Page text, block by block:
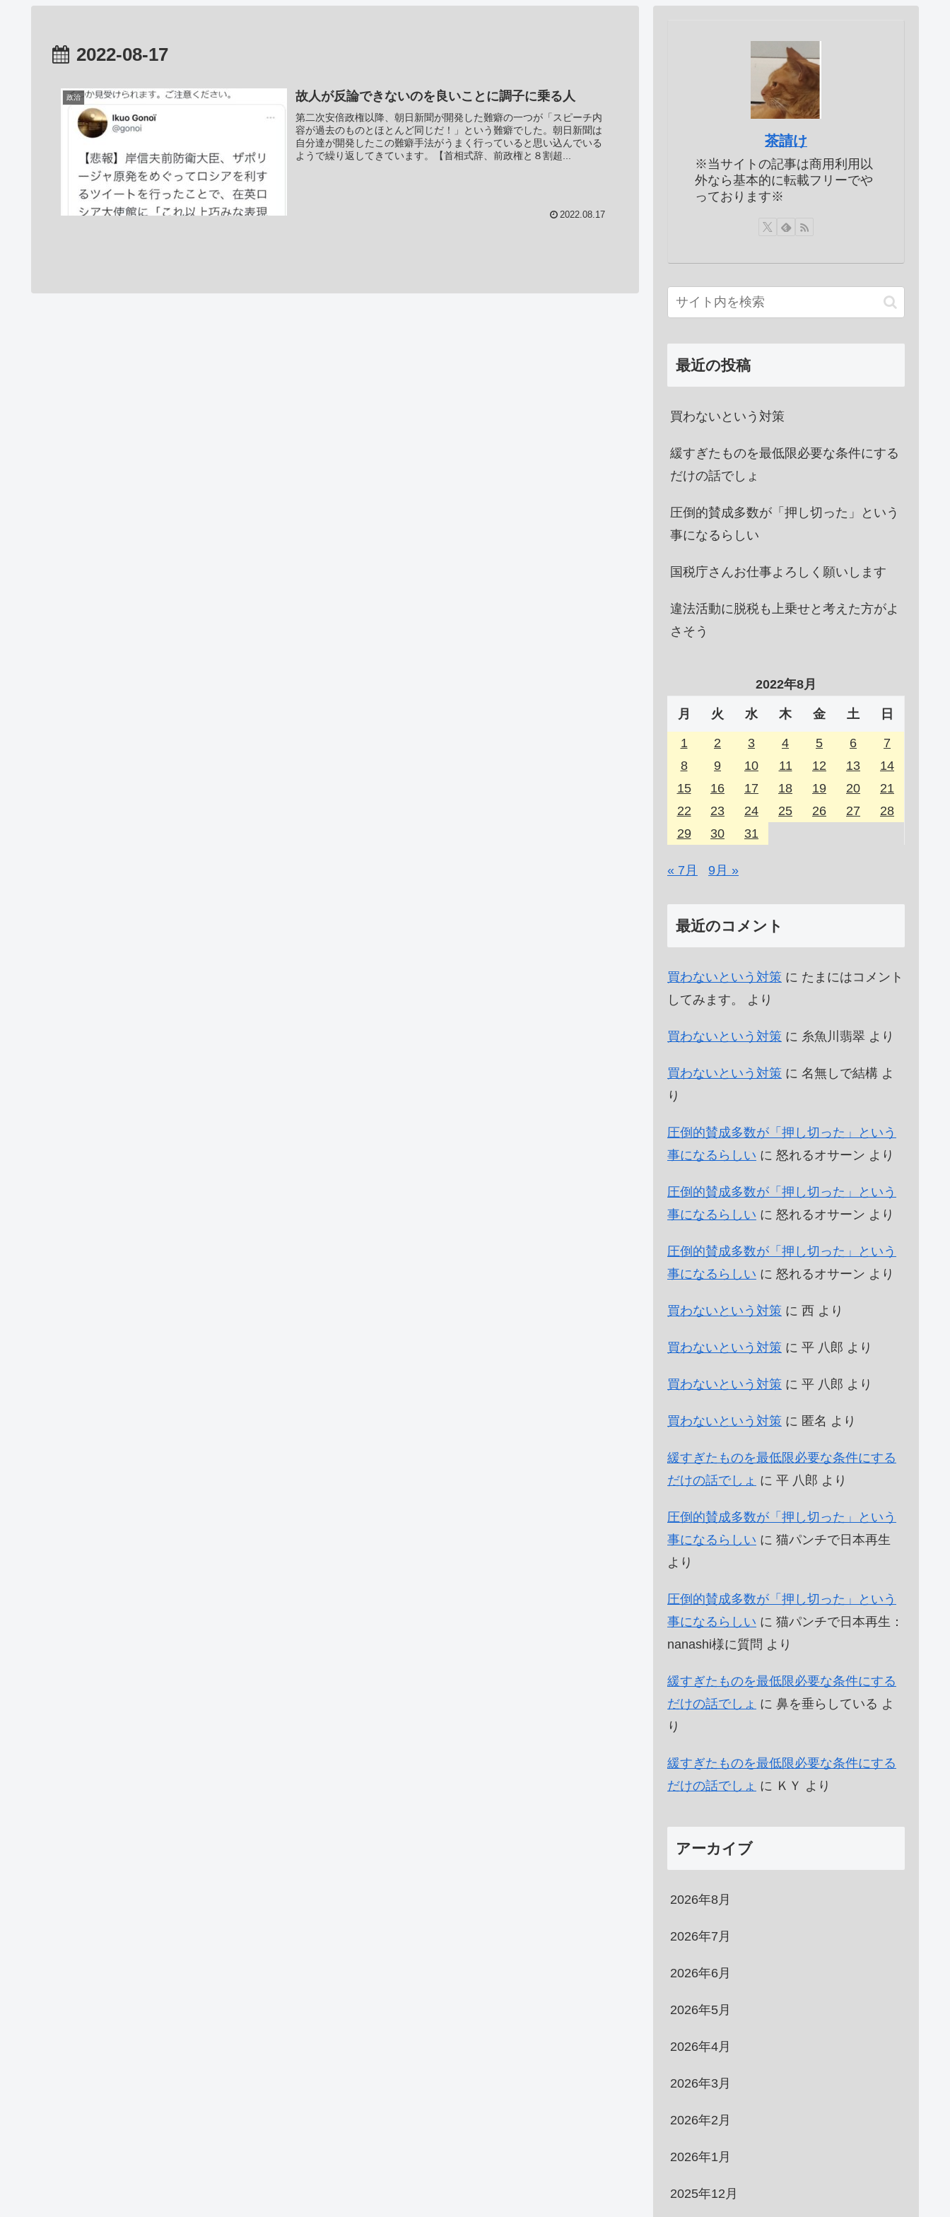
2022-08-17
政治 故人が反論できないのを良いことに調子に乗る人
第二次安倍政権以降、朝日新聞が開発した難癖の一つが「スピーチ内
容が過去のものとほとんど同じだ！」という難癖でした。朝日新聞は
自分達が開発したこの難癖手法がうまく行っていると思い込んでいる
ようで繰り返してきています。【首相式辞、前政権と８割超...
2022.08.17
茶請け
※当サイトの記事は商用利用以
外なら基本的に転載フリーでや
っております※
最近の投稿
買わないという対策
緩すぎたものを最低限必要な条件にする
だけの話でしょ
圧倒的賛成多数が「押し切った」という
事になるらしい
国税庁さんお仕事よろしく願いします
違法活動に脱税も上乗せと考えた方がよ
さそう
2022年8月
月 火 水 木 金 土 日
1 2 3 4 5 6
7
8
9 10 11 12 13
14
15
16 17 18 19 20
21
22
23 24 25 26 27
28
29
30 31
« 7月 9月 »
最近のコメント
買わないという対策 に たまにはコメント
してみます。
より
買わないという対策 に 糸魚川翡翠 より
買わないという対策 に 名無しで結構 よ
り
圧倒的賛成多数が「押し切った」という
事になるらしい に 怒れるオサーン より
圧倒的賛成多数が「押し切った」という
事になるらしい に 怒れるオサーン より
圧倒的賛成多数が「押し切った」という
事になるらしい に 怒れるオサーン より
買わないという対策 に 西 より
買わないという対策 に 平 八郎 より
買わないという対策 に 平 八郎 より
買わないという対策 に 匿名 より
緩すぎたものを最低限必要な条件にする
だけの話でしょ に 平 八郎 より
圧倒的賛成多数が「押し切った」という
事になるらしい に 猫パンチで日本再生
より
圧倒的賛成多数が「押し切った」という
事になるらしい に 猫パンチで日本再生：
nanashi様に質問 より
緩すぎたものを最低限必要な条件にする
だけの話でしょ に 鼻を垂らしている よ
り
緩すぎたものを最低限必要な条件にする
だけの話でしょ に ＫＹ より
アーカイブ
2026年8月
2026年7月
2026年6月
2026年5月
2026年4月
2026年3月
2026年2月
2026年1月
2025年12月